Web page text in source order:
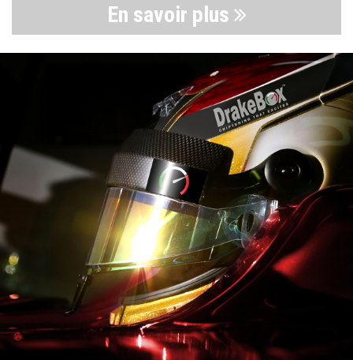
En savoir plus